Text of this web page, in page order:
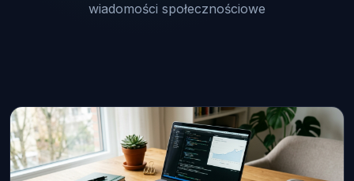
wiadomości społecznościowe